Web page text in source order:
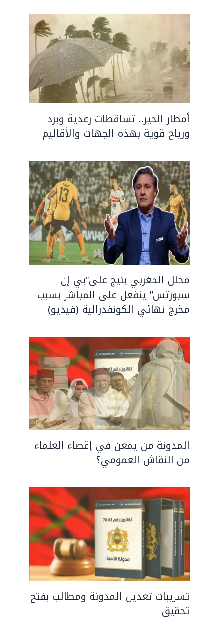
أمطار الخير.. تساقطات رعدية وبرد
ورياح قوية بهذه الجهات والأقاليم
محلل المغربي بنيج على”بي إن
سبورتس” ينفعل على المباشر بسبب
مخرج نهائي الكونفدرالية (فيديو)
المدونة من يمعن في إقصاء العلماء
من النقاش العمومي؟
تسريبات تعديل المدونة ومطالب بفتح
تحقيق